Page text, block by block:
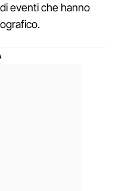
eventi che hanno